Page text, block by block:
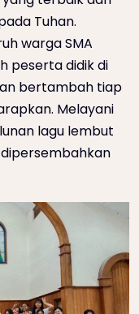
Tuhan.
warga SMA
peserta didik di
bertambah tiap
Melayani
lagu lembut